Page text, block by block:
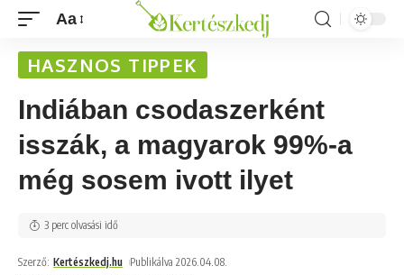
Aa
HASZNOS TIPPEK
Indiában csodaszerként
isszák, a magyarok 99%-a
még sosem ivott ilyet
Szerző: Kertészkedj.hu Publikálva 2026.04.08.
3 perc olvasási idő